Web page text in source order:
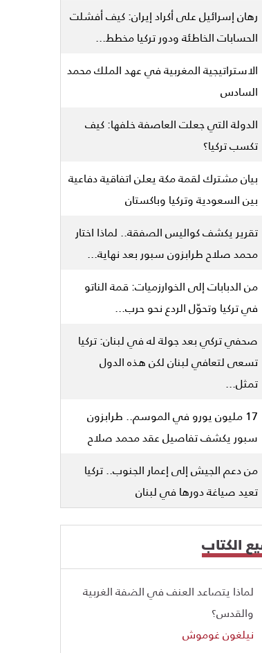
رهان إسرائيل على أكراد إيران: كيف أفشلت
الحسابات الخاطئة ودور تركيا مخطط...
الاستراتيجية المغربية في عهد الملك محمد
السادس
الدولة التي جعلت العاصفة خلفها: كيف
تكسب تركيا؟
بيان مشترك لقمة مكة يعلن اتفاقية دفاعية
بين السعودية وتركيا وباكستان
تقرير يكشف كواليس الصفقة.. لماذا اختار
محمد صلاح طرابزون سبور بعد نهاية...
من الدبابات إلى الخوارزميات: قمة الناتو
في تركيا وتحوّل الردع نحو حرب...
صحفي تركي بعد جولة له في لبنان: تركيا
تسعى لتعافي لبنان لكن هذه الدول
تمثل...
17 مليون يورو في الموسم.. طرابزون
سبور يكشف تفاصيل عقد محمد صلاح
من دعم الجيش إلى إعمار الجنوب.. تركيا
تعيد صياغة دورها في لبنان
الكتاب
لماذا يتصاعد العنف في الضفة الغربية
والقدس؟
نيلغون غوموش